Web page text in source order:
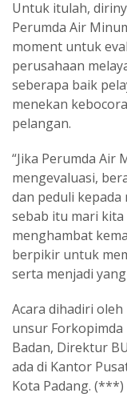
Untuk itulah,
Perumda Air
moment untuk
perusahaan
seberapa baik
menekan
pelangan.
“Jika Perumda Air
mengevaluasi,
dan peduli kepada
sebab itu mari
menghambat
berpikir untuk
serta menjadi
Acara dihadiri
unsur Forkopimda
Badan, Direktur
ada di Kantor
Kota Padang. (***)